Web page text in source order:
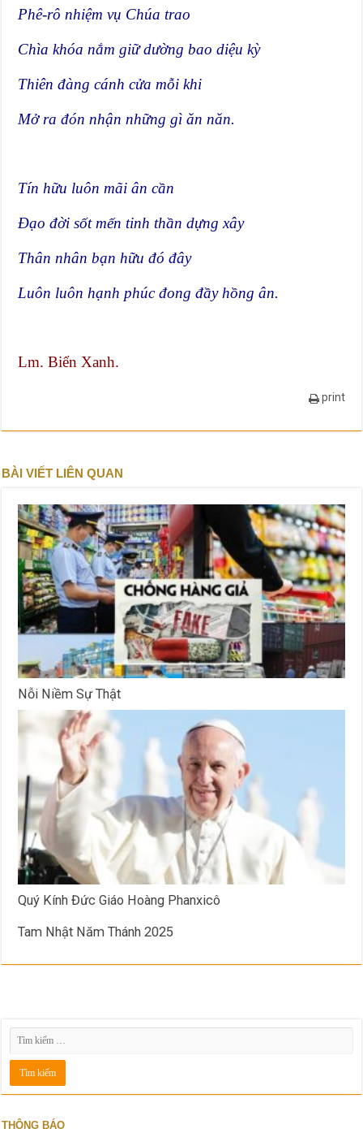
Phê-rô nhiệm vụ Chúa trao
Chìa khóa nắm giữ dường bao diệu kỳ
Thiên đàng cánh cửa mỗi khi
Mở ra đón nhận những gì ăn năn.
Tín hữu luôn mãi ân cần
Đạo đời sốt mến tinh thần dựng xây
Thân nhân bạn hữu đó đây
Luôn luôn hạnh phúc đong đầy hồng ân.
Lm. Biển Xanh.
print
BÀI VIẾT LIÊN QUAN
Nỗi Niềm Sự Thật
Quý Kính Đức Giáo Hoàng Phanxicô
Tam Nhật Năm Thánh 2025
THÔNG BÁO